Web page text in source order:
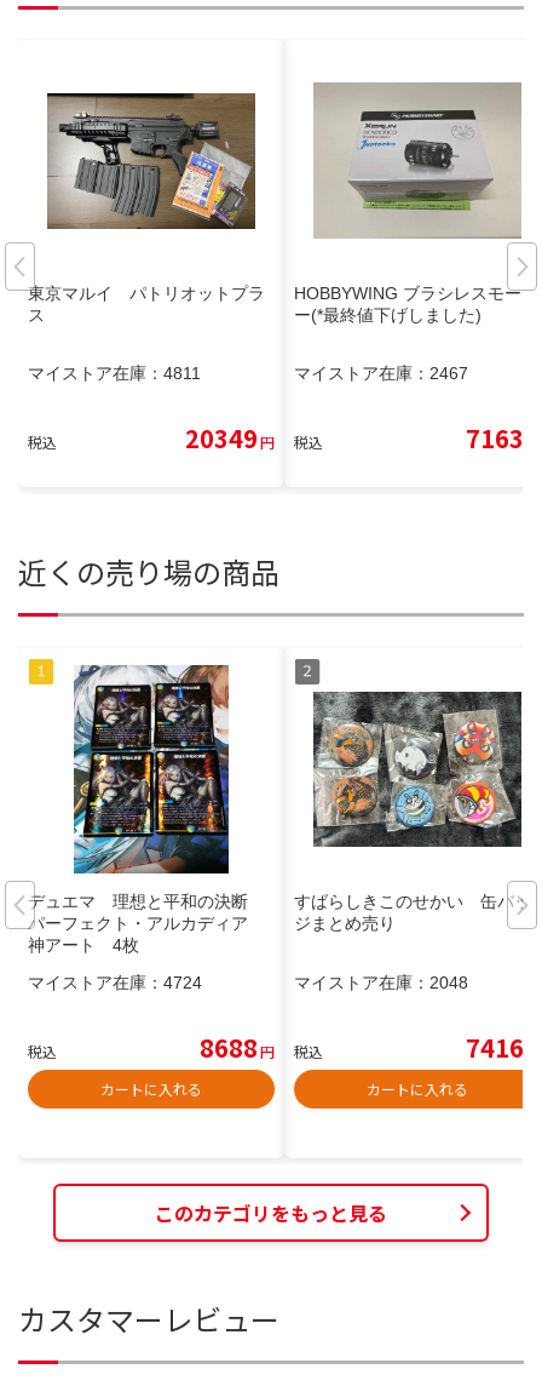
東京マルイ パトリオットプラ
ス
マイストア在庫： 4811
税込 20349円
HOBBYWING ブラシレスモータ
ー(*最終値下げしました)
マイストア在庫： 2467
税込 7163
近くの売り場の商品
デュエマ 理想と平和の決断
パーフェクト・アルカディア
神アート 4枚
マイストア在庫： 4724
税込 8688円
カートに入れる
すばらしきこのせかい 缶バッ
ジまとめ売り
マイストア在庫： 2048
税込 7416
カートに入れる
このカテゴリをもっと見る
カスタマーレビュー